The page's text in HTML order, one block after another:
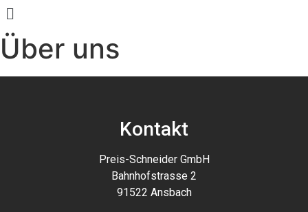
Über uns
Kontakt
Preis-Schneider GmbH
Bahnhofstrasse 2
91522 Ansbach